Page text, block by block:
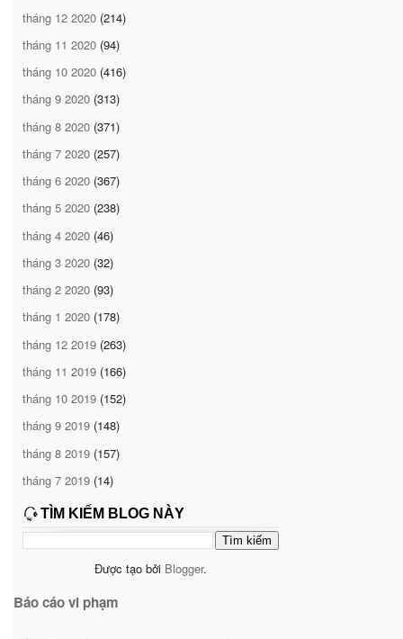
tháng 12 2020 (214)
tháng 11 2020 (94)
tháng 10 2020 (416)
tháng 9 2020 (313)
tháng 8 2020 (371)
tháng 7 2020 (257)
tháng 6 2020 (367)
tháng 5 2020 (238)
tháng 4 2020 (46)
tháng 3 2020 (32)
tháng 2 2020 (93)
tháng 1 2020 (178)
tháng 12 2019 (263)
tháng 11 2019 (166)
tháng 10 2019 (152)
tháng 9 2019 (148)
tháng 8 2019 (157)
tháng 7 2019 (14)
TÌM KIẾM BLOG NÀY
Được tạo bởi Blogger.
Báo cáo vi phạm